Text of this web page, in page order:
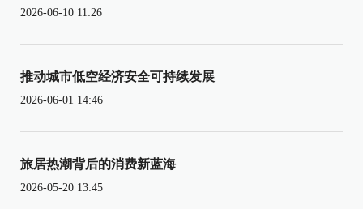
2026-06-10 11:26
推动城市低空经济安全可持续发展
2026-06-01 14:46
旅居热潮背后的消费新蓝海
2026-05-20 13:45